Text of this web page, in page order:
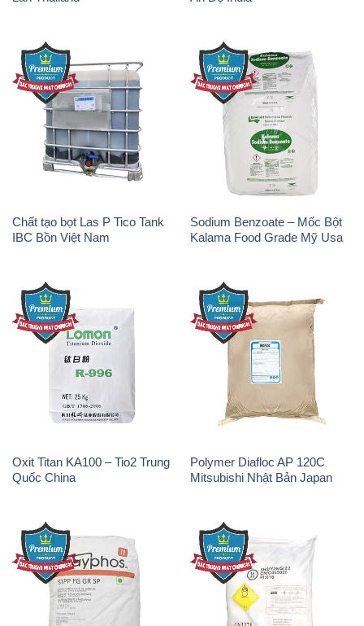
Chất tạo bọt Las P Tico Tank
IBC Bồn Việt Nam
Sodium Benzoate – Mốc Bột
Kalama Food Grade Mỹ Usa
Oxit Titan KA100 – Tio2 Trung
Polymer Diafloc AP 120C
Mitsubishi Nhật Bản Japan
Sodium Tripoly Phosphate –
STPP Prayphos Bỉ Belgium
Sodium Percarbonate Dạng
Bột Trung Quốc China